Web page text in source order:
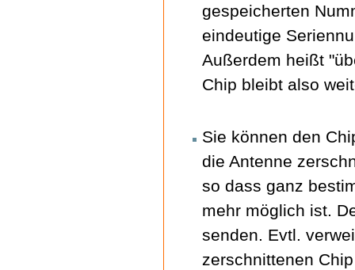
gespeicherten
eindeutige
Außerdem heißt
Chip bleibt also
Sie können den
die Antenne
so dass ganz
mehr möglich ist.
senden. Evtl.
zerschnittenen